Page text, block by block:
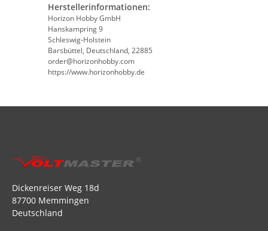
Herstellerinformationen:
Horizon Hobby GmbH
Hanskampring 9
Schleswig-Holstein
Barsbüttel, Deutschland, 22885
order@horizonhobby.com
https://www.horizonhobby.de
Dickenreiser Weg 18d
87700 Memmingen
Deutschland